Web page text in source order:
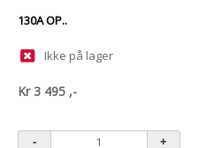
130A OP..
Ikke på lager
Kr3 495 ,-